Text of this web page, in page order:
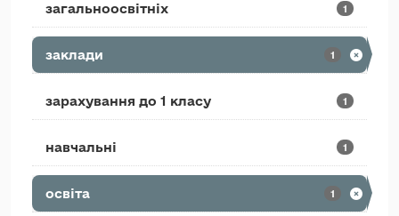
загальноосвітніх 1
заклади 1
зарахування до 1 класу 1
навчальні 1
освіта 1